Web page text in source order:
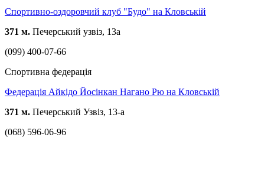
Спортивно-оздоровчий клуб "Будо" на Кловській
371 м. Печерський узвіз, 13а
(099) 400-07-66
Спортивна федерація
Федерація Айкідо Йосінкан Нагано Рю на Кловській
371 м. Печерський Узвіз, 13-а
(068) 596-06-96